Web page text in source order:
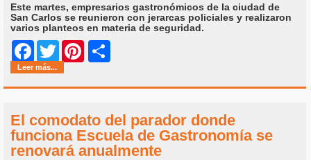
Este martes, empresarios gastronómicos de la ciudad de
San Carlos se reunieron con jerarcas policiales y realizaron
varios planteos en materia de seguridad.
Facebook
Twitter Pinterest
Leer más...
El comodato del parador donde
funciona Escuela de Gastronomía se
renovará anualmente